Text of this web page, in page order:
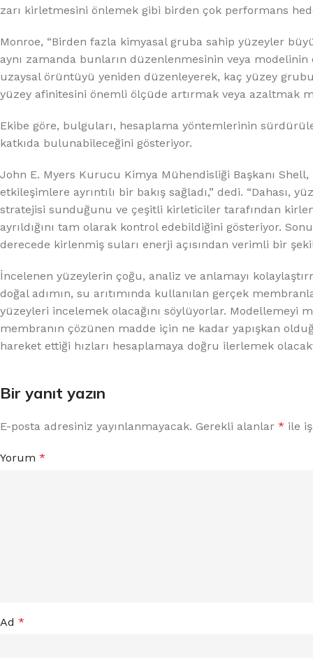
zarı kirletmesini önlemek gibi birden çok performans
Monroe, “Birden fazla kimyasal gruba sahip yüzeyler
aynı zamanda bunların düzenlenmesinin veya
uzaysal örüntüyü yeniden düzenleyerek, kaç yüzey
yüzey afinitesini önemli ölçüde artırmak veya azaltmak
Ekibe göre, bulguları, hesaplama yöntemlerinin
katkıda bulunabileceğini gösteriyor.
John E. Myers Kurucu Kimya Mühendisliği Başkanı
etkileşimlere ayrıntılı bir bakış sağladı,” dedi.
stratejisi sunduğunu ve çeşitli kirleticiler tarafından
ayrıldığını tam olarak kontrol edebildiğini gösteriyor.
derecede kirlenmiş suları enerji açısından verimli bir
İncelenen yüzeylerin çoğu, analiz ve anlamayı
doğal adımın, su arıtımında kullanılan gerçek
yüzeyleri incelemek olacağını söylüyorlar. Modellemeyi
membranın çözünen madde için ne kadar yapışkan
hareket ettiği hızları hesaplamaya doğru ilerlemek
Bir yanıt yazın
E-posta adresiniz yayınlanmayacak. Gerekli alanlar * ile
Yorum *
Ad *